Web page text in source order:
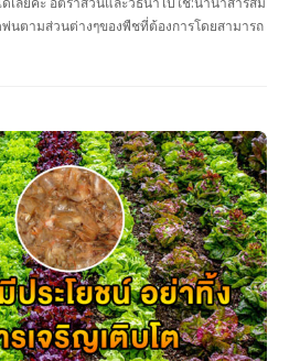
นตามส่วนต่างๆของพืชที่ต้องการโดยสามารถ